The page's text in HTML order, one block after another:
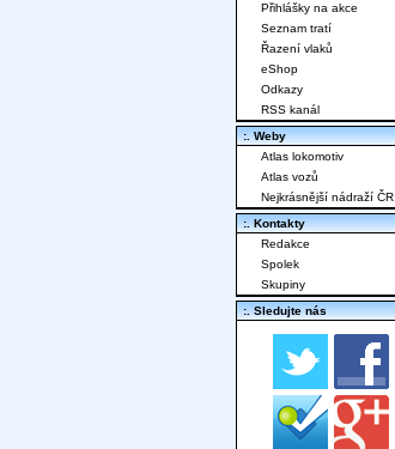
Přihlášky na akce
Seznam tratí
Řazení vlaků
eShop
Odkazy
RSS kanál
:. Weby
Atlas lokomotiv
Atlas vozů
Nejkrásnější nádraží ČR
:. Kontakty
Redakce
Spolek
Skupiny
:. Sledujte nás